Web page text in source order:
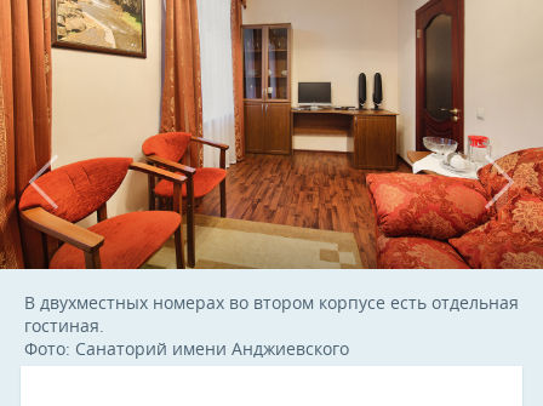
В двухместных номерах во втором корпусе есть отдельная
гостиная.
Фото: Санаторий имени Анджиевского